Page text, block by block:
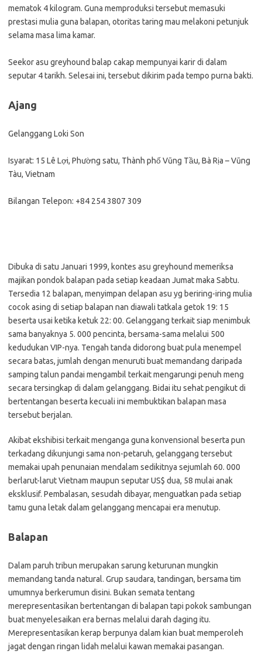
mematok 4 kilogram. Guna memproduksi tersebut memasuki
prestasi mulia guna balapan, otoritas taring mau melakoni petunjuk
selama masa lima kamar.
Seekor asu greyhound balap cakap mempunyai karir di dalam
seputar 4 tarikh. Selesai ini, tersebut dikirim pada tempo purna bakti.
Ajang
Gelanggang Loki Son
Isyarat: 15 Lê Lợi, Phường satu, Thành phố Vũng Tầu, Bà Rịa – Vũng
Tàu, Vietnam
Bilangan Telepon: +84 254 3807 309
Dibuka di satu Januari 1999, kontes asu greyhound memeriksa
majikan pondok balapan pada setiap keadaan Jumat maka Sabtu.
Tersedia 12 balapan, menyimpan delapan asu yg beriring-iring mulia
cocok asing di setiap balapan nan diawali tatkala getok 19: 15
beserta usai ketika ketuk 22: 00. Gelanggang terkait siap menimbuk
sama banyaknya 5. 000 pencinta, bersama-sama melalui 500
kedudukan VIP-nya. Tengah tanda didorong buat pula menempel
secara batas, jumlah dengan menuruti buat memandang daripada
samping talun pandai mengambil terkait mengarungi penuh meng
secara tersingkap di dalam gelanggang. Bidai itu sehat pengikut di
bertentangan beserta kecuali ini membuktikan balapan masa
tersebut berjalan.
Akibat ekshibisi terkait menganga guna konvensional beserta pun
terkadang dikunjungi sama non-petaruh, gelanggang tersebut
memakai upah penunaian mendalam sedikitnya sejumlah 60. 000
berlarut-larut Vietnam maupun seputar US$ dua, 58 mulai anak
eksklusif. Pembalasan, sesudah dibayar, menguatkan pada setiap
tamu guna letak dalam gelanggang mencapai era menutup.
Balapan
Dalam paruh tribun merupakan sarung keturunan mungkin
memandang tanda natural. Grup saudara, tandingan, bersama tim
umumnya berkerumun disini. Bukan semata tentang
merepresentasikan bertentangan di balapan tapi pokok sambungan
buat menyelesaikan era bernas melalui darah daging itu.
Merepresentasikan kerap berpunya dalam kian buat memperoleh
jagat dengan ringan lidah melalui kawan memakai pasangan.